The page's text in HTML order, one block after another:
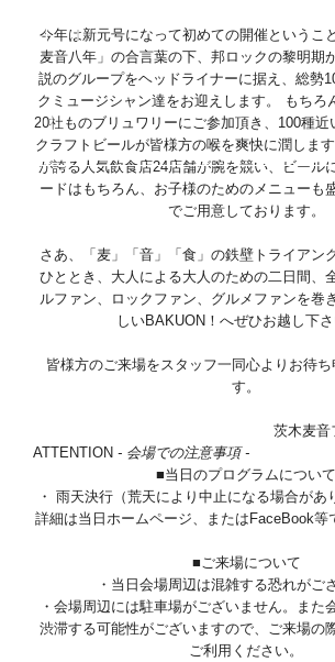
今年は新元号になって初めての開催というこ
麦音八年」の合言葉の下、邦ロックの黎明期
説のグループをヘッドライナーに据え、総勢
クミュージシャン達をお迎えします。 もちろ
20社ものブリュワリーにご参加頂き、100種近
クラフトビールが皆様方の喉を爽快に潤しま
が誇る人気飲食店24店舗が腕を競い、ビール
ードはもちろん、お子様のためのメニューも
でご用意しております。
さあ、「麦」「音」「食」の鉄壁トライアン
ひととき、大人による大人のための二日間、
ルファン、ロックファン、グルメファンを巻
しいBAKUON！へぜひお越し下さ
皆様方のご来場をスタッフ一同心よりお待ち
す。
茨木麦音
ATTENTION - 会場での注意事項 -
■当日のプログラムについて
・ 雨天決行（荒天により中止になる場合があ
詳細は当日ホームページ、またはFaceBook等
■ご来場について
・当日会場周辺は混雑する恐れがご
・会場周辺には駐車場がございません。また
渋滞する可能性がございますので、ご来場の
ご利用ください。